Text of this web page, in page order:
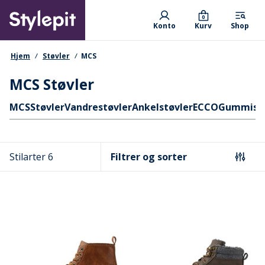
main
content
Primary departments
Konto Kurv
0
Shop
navigationssti
Hjem Støvler MCS
MCS Støvler
Hurtige links
MCSStøvlerVandrestøvlerAnkelstøvlerECCO
Stilarter 6 Filtrer og sorter